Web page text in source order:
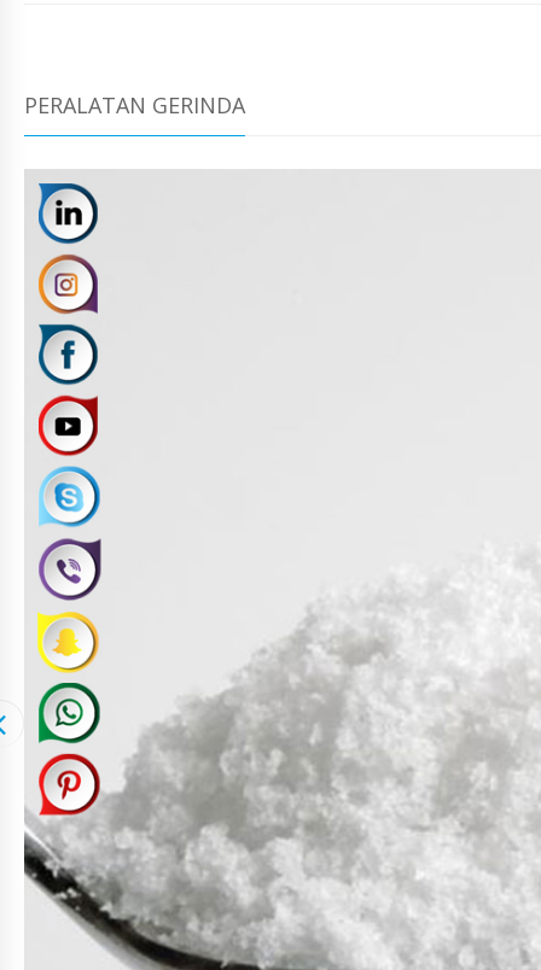
PERALATAN GERINDA